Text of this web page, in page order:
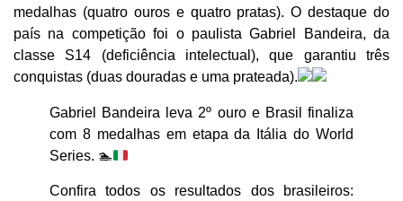
medalhas (quatro ouros e quatro pratas). O destaque do
país na competição foi o paulista Gabriel Bandeira, da
classe S14 (deficiência intelectual), que garantiu três
conquistas (duas douradas e uma prateada).
Gabriel Bandeira leva 2º ouro e Brasil finaliza
com 8 medalhas em etapa da Itália do World
Series. 🏊
Confira todos os resultados dos brasileiros: